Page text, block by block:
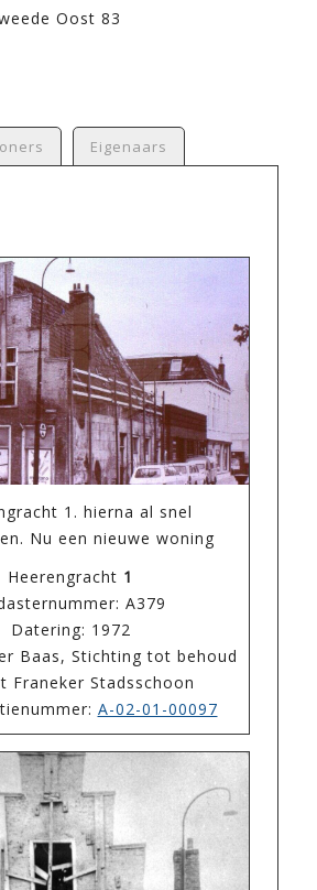
Oost 83
Eigenaars
1. hierna al snel
Nu een nieuwe woning
Heerengracht 1
A379
Datering: 1972
Baas, Stichting tot behoud
Franeker Stadsschoon
A-02-01-00097